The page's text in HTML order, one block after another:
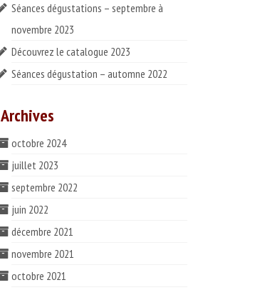
Séances dégustations – septembre à
novembre 2023
Découvrez le catalogue 2023
Séances dégustation – automne 2022
Archives
octobre 2024
juillet 2023
septembre 2022
juin 2022
décembre 2021
novembre 2021
octobre 2021